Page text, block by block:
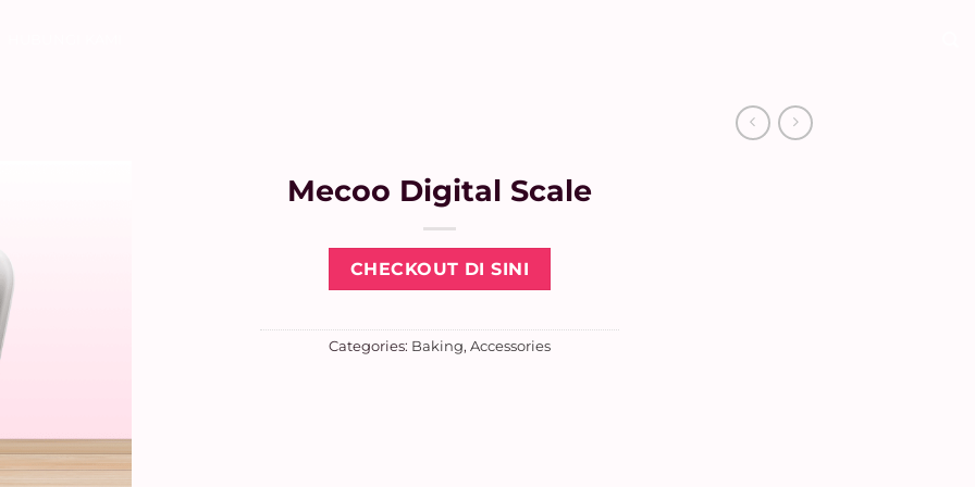
Mecoo Digital Scale
CHECKOUT DI SINI
Categories: Baking, Accessories